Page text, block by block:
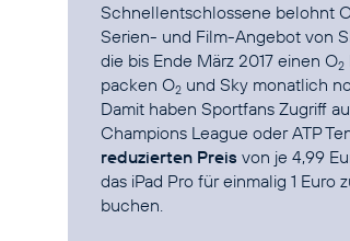
Schnellentschlossene belohnt
Serien- und Film-Angebot von
die bis Ende März 2017 einen O2
packen O2 und Sky monatlich
Damit haben Sportfans Zugriff
Champions League oder ATP
reduzierten Preis von je 4,99
das iPad Pro für einmalig 1 Euro
buchen.